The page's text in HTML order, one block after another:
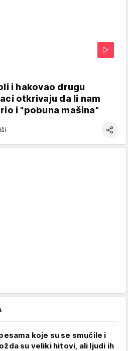
i hakovao drugu
otkrivaju da li nam
i "pobuna mašina"
koje su se smučile i
su veliki hitovi, ali ljudi ih